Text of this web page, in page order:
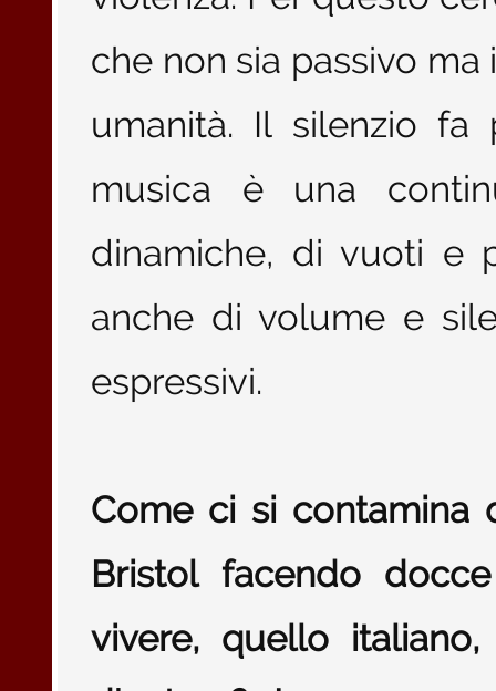
che non sia passivo
umanità. Il silenzio
musica è una
dinamiche, di vuoti e
anche di volume e
espressivi.
Come ci si
Bristol facendo
vivere, quello